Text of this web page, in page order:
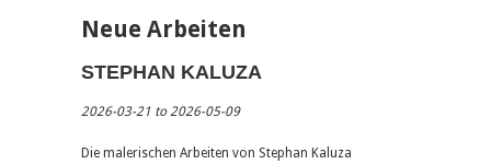
Neue Arbeiten
STEPHAN KALUZA
2026-03-21 to 2026-05-09
Die malerischen Arbeiten von Stephan Kaluza